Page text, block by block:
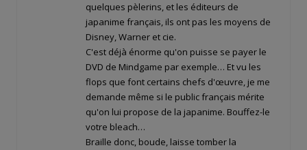
quelques pèlerins, et les éditeurs de
japanime français, ils ont pas les moyens de
Disney, Warner et cie.
C'est déjà énorme qu'on puisse se payer le
DVD de Mindgame par exemple… Et vu les
flops que font certains chefs d'œuvre, je me
demande même si le public français mérite
qu'on lui propose de la japanime. Bouffez-le
votre bleach…
Braille donc, boude, laisse tomber la